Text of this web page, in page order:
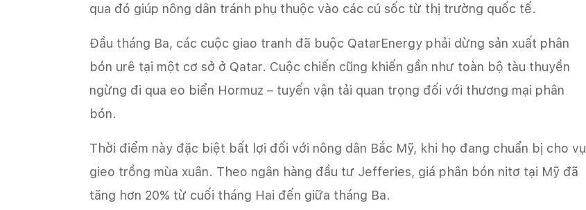
qua đó giúp nông dân tránh phụ thuộc vào các cú sốc từ thị trường quốc tế.
Đầu tháng Ba, các cuộc giao tranh đã buộc QatarEnergy phải dừng sản xuất phân
bón urê tại một cơ sở ở Qatar. Cuộc chiến cũng khiến gần như toàn bộ tàu thuyền
ngừng đi qua eo biển Hormuz – tuyến vận tải quan trọng đối với thương mại phân
bón.
Thời điểm này đặc biệt bất lợi đối với nông dân Bắc Mỹ, khi họ đang chuẩn bị cho vụ
gieo trồng mùa xuân. Theo ngân hàng đầu tư Jefferies, giá phân bón nitơ tại Mỹ đã
tăng hơn 20% từ cuối tháng Hai đến giữa tháng Ba.